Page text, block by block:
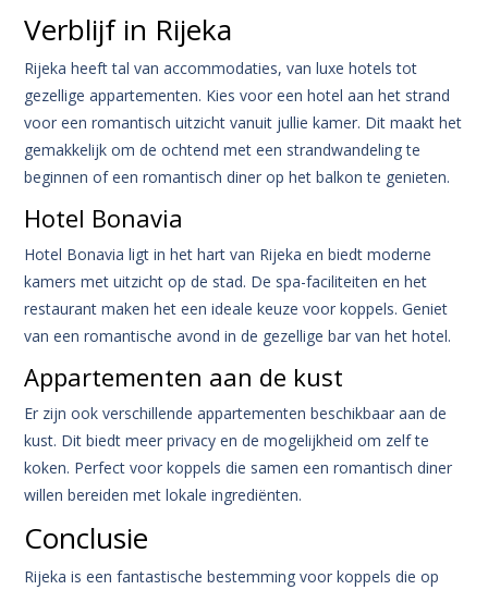
Verblijf in Rijeka
Rijeka heeft tal van accommodaties, van luxe hotels tot
gezellige appartementen. Kies voor een hotel aan het strand
voor een romantisch uitzicht vanuit jullie kamer. Dit maakt het
gemakkelijk om de ochtend met een strandwandeling te
beginnen of een romantisch diner op het balkon te genieten.
Hotel Bonavia
Hotel Bonavia ligt in het hart van Rijeka en biedt moderne
kamers met uitzicht op de stad. De spa-faciliteiten en het
restaurant maken het een ideale keuze voor koppels. Geniet
van een romantische avond in de gezellige bar van het hotel.
Appartementen aan de kust
Er zijn ook verschillende appartementen beschikbaar aan de
kust. Dit biedt meer privacy en de mogelijkheid om zelf te
koken. Perfect voor koppels die samen een romantisch diner
willen bereiden met lokale ingrediënten.
Conclusie
Rijeka is een fantastische bestemming voor koppels die op